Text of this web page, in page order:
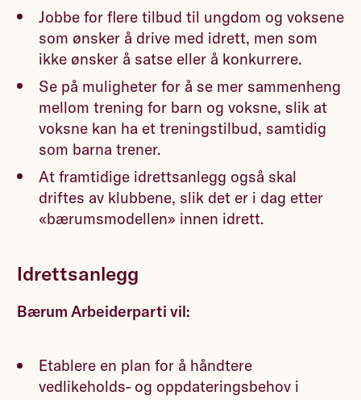
Jobbe for flere tilbud til ungdom og voksene
som ønsker å drive med idrett, men som
ikke ønsker å satse eller å konkurrere.
Se på muligheter for å se mer sammenheng
mellom trening for barn og voksne, slik at
voksne kan ha et treningstilbud, samtidig
som barna trener.
At framtidige idrettsanlegg også skal
driftes av klubbene, slik det er i dag etter
«bærumsmodellen» innen idrett.
Idrettsanlegg
Bærum Arbeiderparti vil:
Etablere en plan for å håndtere
vedlikeholds- og oppdateringsbehov i